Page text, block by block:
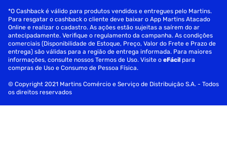
*O Cashback é válido para produtos vendidos e entregues pelo Martins.
Para resgatar o cashback o cliente deve baixar o App Martins Atacado
Online e realizar o cadastro. As ações estão sujeitas a saírem do ar
antecipadamente. Verifique o regulamento da campanha. As condições
comerciais (Disponibilidade de Estoque, Preço, Valor do Frete e Prazo de
entrega) são válidas para a região de entrega informada. Para maiores
informações, consulte nossos Termos de Uso. Visite oeFácil para
compras de Uso e Consumo de Pessoa Física.
© Copyright 2021 Martins Comércio e Serviço de Distribuição S.A. - Todos
os direitos reservados